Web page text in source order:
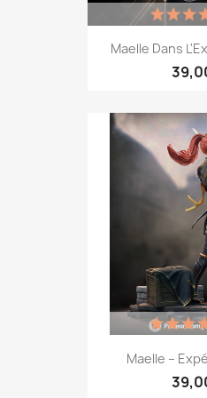
Maelle Dans
Maelle –